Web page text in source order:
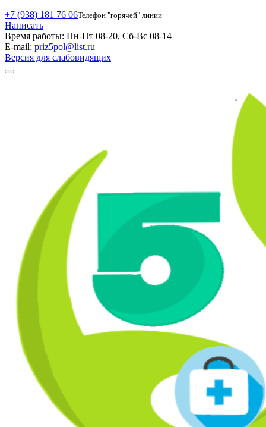
+7 (938) 181 76 06Телефон "горячей" линии
Написать
Время работы: Пн-Пт 08-20, Сб-Вс 08-14
E-mail: priz5pol@list.ru
Версия для слабовидящих